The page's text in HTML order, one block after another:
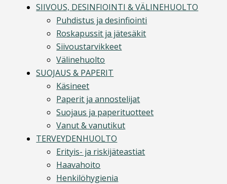
SIIVOUS, DESINFIOINTI & VÄLINEHUOLTO
Puhdistus ja desinfiointi
Roskapussit ja jätesäkit
Siivoustarvikkeet
Välinehuolto
SUOJAUS & PAPERIT
Käsineet
Paperit ja annostelijat
Suojaus ja paperituotteet
Vanut & vanutikut
TERVEYDENHUOLTO
Erityis- ja riskijäteastiat
Haavahoito
Henkilöhygienia